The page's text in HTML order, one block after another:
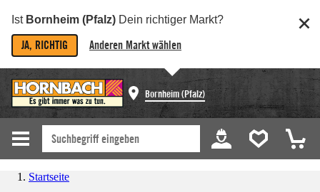
Ist Bornheim (Pfalz) Dein richtiger Markt?
JA, RICHTIG Anderen Markt wählen
Bornheim (Pfalz)
Startseite